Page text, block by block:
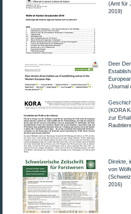
Der Film
Medienecho CH
Medienecho DE
Wann & Wo
Pressecenter
Fakten CH, PL, US
Fakten DE
Tiger und Büffel
Der Esel hiess Geronimo
Das letzte Buch
Should I Stay or Should I Go
Being with Animals
Closer to God
Walking on Water
Nach dem Sturm
(Amt für
2019)
Deer
(Journal
(KORA
zur
Direkte,
von
2016)